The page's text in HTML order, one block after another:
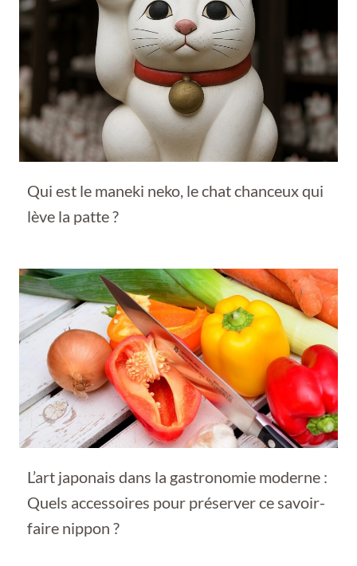
Qui est le maneki neko, le chat chanceux qui
lève la patte ?
L’art japonais dans la gastronomie moderne :
Quels accessoires pour préserver ce savoir-
faire nippon ?